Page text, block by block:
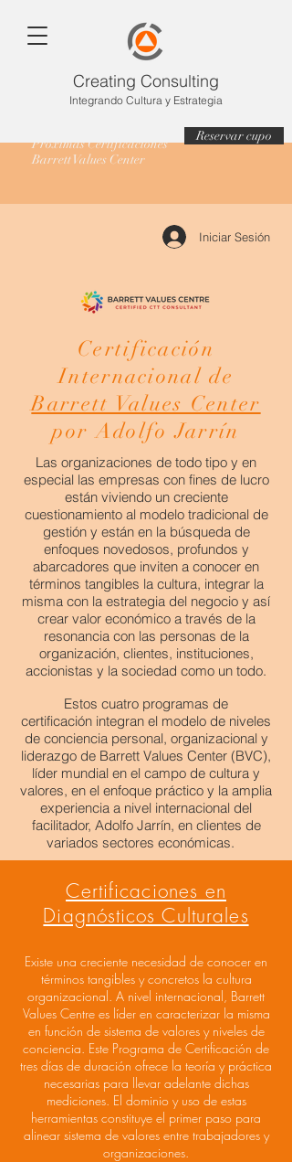
Creating Consulting
Integrando Cultura y Estrategia
Próximas Certificaciones
Barrett Values Center
Reservar cupo
Iniciar Sesión
Certificación
Internacional de
Barrett Values Center
por Adolfo Jarrín
Las organizaciones de todo tipo y en
especial las empresas con fines de lucro
están viviendo un creciente
cuestionamiento al modelo tradicional de
gestión y están en la búsqueda de
enfoques novedosos, profundos y
abarcadores que inviten a conocer en
términos tangibles la cultura, integrar la
misma con la estrategia del negocio y así
crear valor económico a través de la
resonancia con las personas de la
organización, clientes, instituciones,
accionistas y la sociedad como un todo.
Estos cuatro programas de
certificación integran el modelo de niveles
de conciencia personal, organizacional y
liderazgo de Barrett Values Center (BVC),
líder mundial en el campo de cultura y
valores, en el enfoque práctico y la amplia
experiencia a nivel internacional del
facilitador, Adolfo Jarrín, en clientes de
variados sectores económicas.
Certificaciones en
Diagnósticos Culturales
Existe una creciente necesidad de conocer en
términos tangibles y concretos la cultura
organizacional. A nivel internacional, Barrett
Values Centre es líder en caracterizar la misma
en función de sistema de valores y niveles de
conciencia. Este Programa de Certificación de
tres días de duración ofrece la teoría y práctica
necesarias para llevar adelante dichas
mediciones. El dominio y uso de estas
herramientas constituye el primer paso para
alinear sistema de valores entre trabajadores y
organizaciones.